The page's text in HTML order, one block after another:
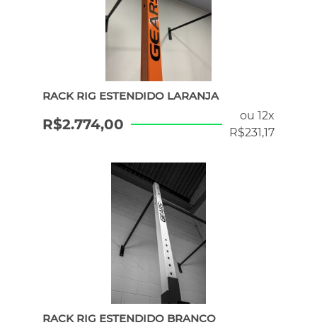
RACK RIG ESTENDIDO LARANJA
ou 12x
R$231,17
R$2.774,00
RACK RIG ESTENDIDO BRANCO